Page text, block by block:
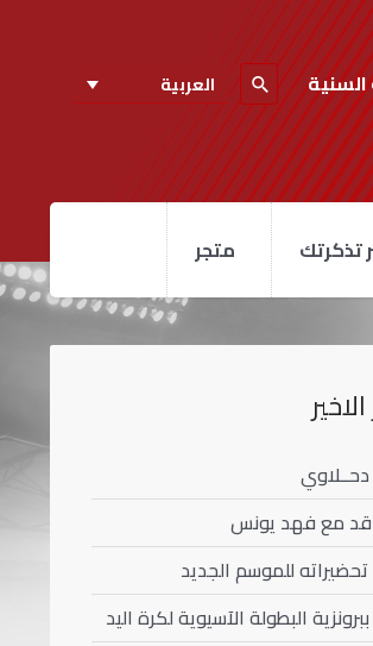
العربية
تذكرتك متجر
مع فهد يونس
تحضيراته للموسم الجديد
البطولة الآسيوية لكرة اليد